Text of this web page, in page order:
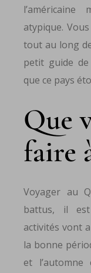
atypique.
tout au long
petit guide
que ce pays
Que
faire
Voyager au
battus, il est
activités vont
la bonne
et l’automne